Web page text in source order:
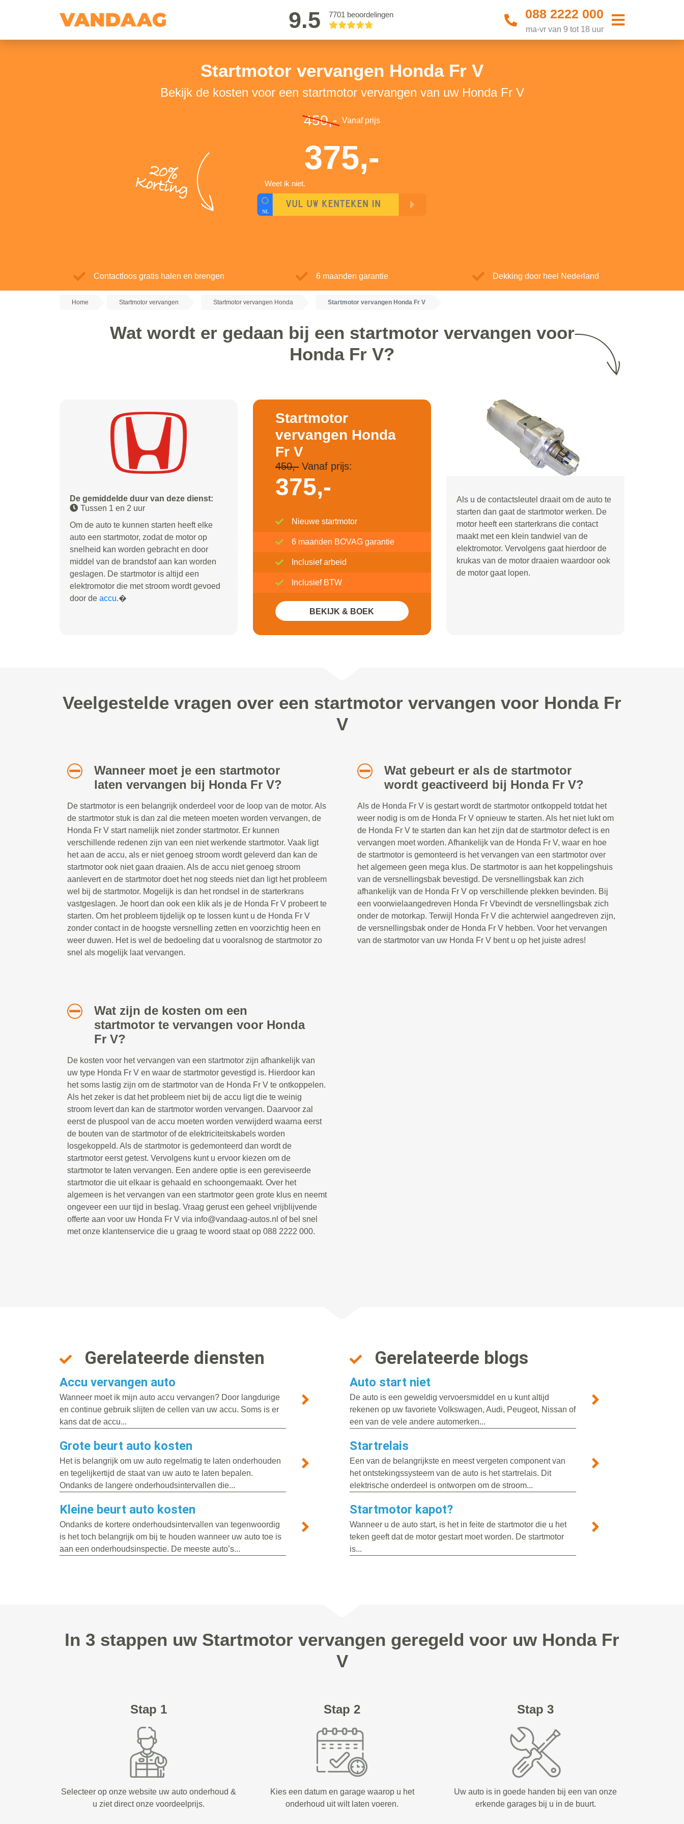
9.5 7701 beoordelingen 088 2222 000
ma-vr van 9 tot 18 uur
Startmotor vervangen Honda Fr V
Bekijk de kosten voor een startmotor vervangen van uw Honda Fr V
20%
Korting
450,- Vanaf prijs
375,-
Weet ik niet.
Contactloos gratis halen en brengen 6 maanden garantie Dekking door heel Nederland
Home Startmotor vervangen Startmotor vervangen Honda Startmotor vervangen Honda Fr V
Wat wordt er gedaan bij een startmotor vervangen voor
Honda Fr V?
De gemiddelde duur van deze dienst:
Tussen 1 en 2 uur
Om de auto te kunnen starten heeft elke
auto een startmotor, zodat de motor op
snelheid kan worden gebracht en door
middel van de brandstof aan kan worden
geslagen. De startmotor is altijd een
elektromotor die met stroom wordt gevoed
door de accu.�
Startmotor
vervangen Honda
Fr V
450,-Vanaf prijs:
375,-
Nieuwe startmotor
6 maanden BOVAG garantie
Inclusief arbeid
Inclusief BTW
BEKIJK & BOEK
Als u de contactsleutel draait om de auto te
starten dan gaat de startmotor werken. De
motor heeft een starterkrans die contact
maakt met een klein tandwiel van de
elektromotor. Vervolgens gaat hierdoor de
krukas van de motor draaien waardoor ook
de motor gaat lopen.
Veelgestelde vragen over een startmotor vervangen voor Honda Fr
V
Wanneer moet je een startmotor
laten vervangen bij Honda Fr V?
De startmotor is een belangrijk onderdeel voor de loop van de motor. Als
de startmotor stuk is dan zal die meteen moeten worden vervangen, de
Honda Fr V start namelijk niet zonder startmotor. Er kunnen
verschillende redenen zijn van een niet werkende startmotor. Vaak ligt
het aan de accu, als er niet genoeg stroom wordt geleverd dan kan de
startmotor ook niet gaan draaien. Als de accu niet genoeg stroom
aanlevert en de startmotor doet het nog steeds niet dan ligt het probleem
wel bij de startmotor. Mogelijk is dan het rondsel in de starterkrans
vastgeslagen. Je hoort dan ook een klik als je de Honda Fr V probeert te
starten. Om het probleem tijdelijk op te lossen kunt u de Honda Fr V
zonder contact in de hoogste versnelling zetten en voorzichtig heen en
weer duwen. Het is wel de bedoeling dat u vooralsnog de startmotor zo
snel als mogelijk laat vervangen.
Wat zijn de kosten om een
startmotor te vervangen voor Honda
Fr V?
De kosten voor het vervangen van een startmotor zijn afhankelijk van
uw type Honda Fr V en waar de startmotor gevestigd is. Hierdoor kan
het soms lastig zijn om de startmotor van de Honda Fr V te ontkoppelen.
Als het zeker is dat het probleem niet bij de accu ligt die te weinig
stroom levert dan kan de startmotor worden vervangen. Daarvoor zal
eerst de pluspool van de accu moeten worden verwijderd waarna eerst
de bouten van de startmotor of de elektriciteitskabels worden
losgekoppeld. Als de startmotor is gedemonteerd dan wordt de
startmotor eerst getest. Vervolgens kunt u ervoor kiezen om de
startmotor te laten vervangen. Een andere optie is een gereviseerde
startmotor die uit elkaar is gehaald en schoongemaakt. Over het
algemeen is het vervangen van een startmotor geen grote klus en neemt
ongeveer een uur tijd in beslag. Vraag gerust een geheel vrijblijvende
offerte aan voor uw Honda Fr V via info@vandaag-autos.nl of bel snel
met onze klantenservice die u graag te woord staat op 088 2222 000.
Wat gebeurt er als de startmotor
wordt geactiveerd bij Honda Fr V?
Als de Honda Fr V is gestart wordt de startmotor ontkoppeld totdat het
weer nodig is om de Honda Fr V opnieuw te starten. Als het niet lukt om
de Honda Fr V te starten dan kan het zijn dat de startmotor defect is en
vervangen moet worden. Afhankelijk van de Honda Fr V, waar en hoe
de startmotor is gemonteerd is het vervangen van een startmotor over
het algemeen geen mega klus. De startmotor is aan het koppelingshuis
van de versnellingsbak bevestigd. De versnellingsbak kan zich
afhankelijk van de Honda Fr V op verschillende plekken bevinden. Bij
een voorwielaangedreven Honda Fr Vbevindt de versnellingsbak zich
onder de motorkap. Terwijl Honda Fr V die achterwiel aangedreven zijn,
de versnellingsbak onder de Honda Fr V hebben. Voor het vervangen
van de startmotor van uw Honda Fr V bent u op het juiste adres!
Gerelateerde diensten
Accu vervangen auto
Wanneer moet ik mijn auto accu vervangen? Door langdurige
en continue gebruik slijten de cellen van uw accu. Soms is er
kans dat de accu...
Grote beurt auto kosten
Het is belangrijk om uw auto regelmatig te laten onderhouden
en tegelijkertijd de staat van uw auto te laten bepalen.
Ondanks de langere onderhoudsintervallen die...
Kleine beurt auto kosten
Ondanks de kortere onderhoudsintervallen van tegenwoordig
is het toch belangrijk om bij te houden wanneer uw auto toe is
aan een onderhoudsinspectie. De meeste auto’s...
Gerelateerde blogs
Auto start niet
De auto is een geweldig vervoersmiddel en u kunt altijd
rekenen op uw favoriete Volkswagen, Audi, Peugeot, Nissan of
een van de vele andere automerken...
Startrelais
Een van de belangrijkste en meest vergeten component van
het ontstekingssysteem van de auto is het startrelais. Dit
elektrische onderdeel is ontworpen om de stroom...
Startmotor kapot?
Wanneer u de auto start, is het in feite de startmotor die u het
teken geeft dat de motor gestart moet worden. De startmotor
is...
In 3 stappen uw Startmotor vervangen geregeld voor uw Honda Fr
V
Stap 1
Selecteer op onze website uw auto onderhoud &
u ziet direct onze voordeelprijs.
Stap 2
Kies een datum en garage waarop u het
onderhoud uit wilt laten voeren.
Stap 3
Uw auto is in goede handen bij een van onze
erkende garages bij u in de buurt.